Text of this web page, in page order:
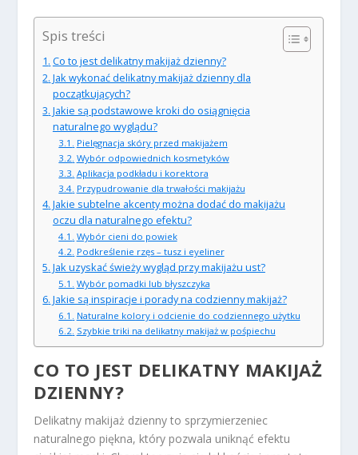
Spis treści
Co to jest delikatny makijaż dzienny?
Jak wykonać delikatny makijaż dzienny dla
początkujących?
Jakie są podstawowe kroki do osiągnięcia
naturalnego wyglądu?
Pielęgnacja skóry przed makijażem
Wybór odpowiednich kosmetyków
Aplikacja podkładu i korektora
Przypudrowanie dla trwałości makijażu
Jakie subtelne akcenty można dodać do makijażu
oczu dla naturalnego efektu?
Wybór cieni do powiek
Podkreślenie rzęs – tusz i eyeliner
Jak uzyskać świeży wygląd przy makijażu ust?
Wybór pomadki lub błyszczyka
Jakie są inspiracje i porady na codzienny makijaż?
Naturalne kolory i odcienie do codziennego użytku
Szybkie triki na delikatny makijaż w pośpiechu
CO TO JEST DELIKATNY MAKIJAŻ
DZIENNY?
Delikatny makijaż dzienny to sprzymierzeniec
naturalnego piękna, który pozwala uniknąć efektu